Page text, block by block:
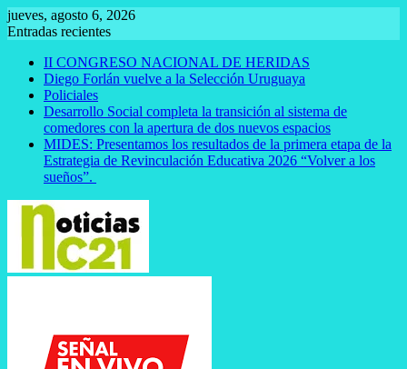
Saltar
al
jueves, agosto 6, 2026
Entradas recientes
II CONGRESO NACIONAL DE HERIDAS
Diego Forlán vuelve a la Selección Uruguaya
Policiales
Desarrollo Social completa la transición al sistema de
comedores con la apertura de dos nuevos espacios
MIDES: Presentamos los resultados de la primera etapa de la
Estrategia de Revinculación Educativa 2026 “Volver a los
sueños”.